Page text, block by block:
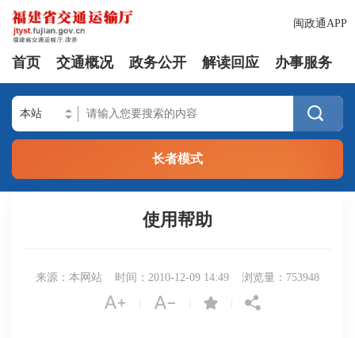
闽政通APP
首页 交通概况 政务公开 解读回应 办事服务

长者模式
使用帮助
来源：本网站 时间：2010-12-09 14:49 浏览量： 753948
   